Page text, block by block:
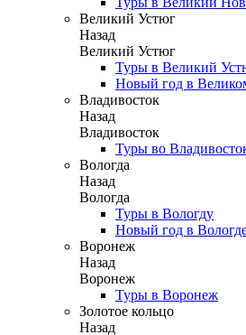
Великий Устюг
Назад
Великий Устюг
Туры в Великий
Новый год в
Владивосток
Назад
Владивосток
Туры во
Вологда
Назад
Вологда
Туры в Вологду
Новый год в
Воронеж
Назад
Воронеж
Туры в Воронеж
Золотое кольцо
Назад